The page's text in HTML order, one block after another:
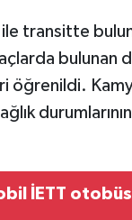
transitte
bulunan
öğrenildi.
İETT